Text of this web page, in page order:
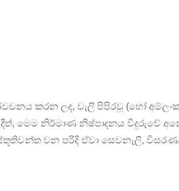
කරන ලද, වැලි පිපිරවූ (හෝ අම්ල-
මෙම නිර්මාණ නිෂ්පාදනය වීදුරුවේ
වන පරිදි ඒවා සෙවනැලි,